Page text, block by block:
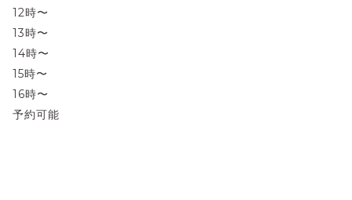
12時〜
13時〜
14時〜
15時〜
16時〜
予約可能